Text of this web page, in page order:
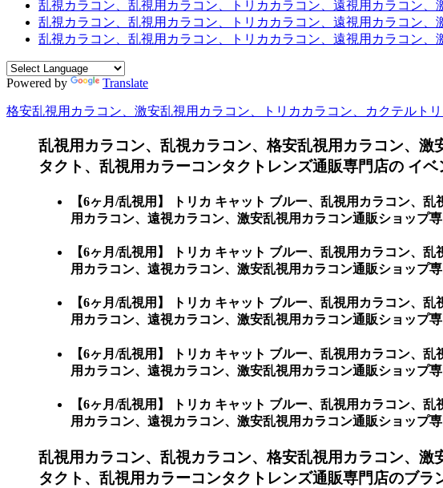
乱視カラコン、乱視用カラコン、トリカカラコン、遠視用カラコン
乱視カラコン、乱視用カラコン、トリカカラコン、遠視用カラコン
乱視カラコン、乱視用カラコン、トリカカラコン、遠視用カラコン、
Powered by Translate
格安乱視用カラコン、激安乱視用カラコン、トリカカラコン、カクテルト
乱視用カラコン、乱視カラコン、格安乱視用カラコン、
タクト、乱視用カラーコンタクトレンズ通販専門店の イベ
【6ヶ月/乱視用】 トリカ キャット ブルー、乱視用カラコン、
用カラコン、遠視カラコン、激安乱視用カラコン通販ショップ
【6ヶ月/乱視用】 トリカ キャット ブルー、乱視用カラコン、
用カラコン、遠視カラコン、激安乱視用カラコン通販ショップ
【6ヶ月/乱視用】 トリカ キャット ブルー、乱視用カラコン、
用カラコン、遠視カラコン、激安乱視用カラコン通販ショップ
【6ヶ月/乱視用】 トリカ キャット ブルー、乱視用カラコン、
用カラコン、遠視カラコン、激安乱視用カラコン通販ショップ
【6ヶ月/乱視用】 トリカ キャット ブルー、乱視用カラコン、
用カラコン、遠視カラコン、激安乱視用カラコン通販ショップ
乱視用カラコン、乱視カラコン、格安乱視用カラコン、
タクト、乱視用カラーコンタクトレンズ通販専門店のブラ